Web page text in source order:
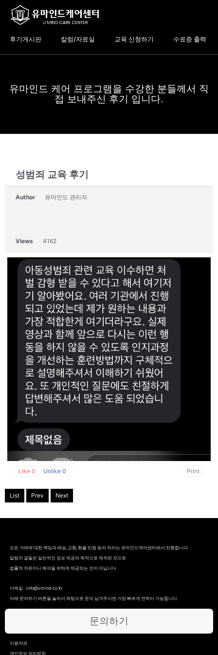
너
후기게시판 칼럼/자료실 교육 신청하기 수료증 출력
유마인드 케어 프로그램을 수강한 분들께서 직
접 보내주신 후기 입니다.
성범죄 교육 후기
Author 유마인드 관리자
Views 4162
Like 0 Unlike 0 Print
List Prev Next
모든 거래에 대한 책임과 배송, 교환, 환불 민원 등의 처리는 유마인드케어센터에서 진행합니다.
칼럼의 글들은 일반적인 정보 제공의 목적으로 제작된 것으로
법률적 자문이나 해석을 위하여 제공되는 것이 아닙니다
이메일 : info@umind.co.kr
아래 문의하기 버튼을 눌러서 채팅으로 문의 남겨주시면 가장 빠르게 연락이 가능합니다.
문의하기
이용약관
개인정보 처리방침